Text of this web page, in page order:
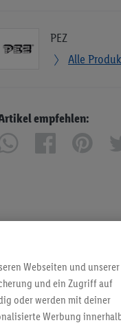
PEZ
Alle
empfehlen:
Webseiten und unserer
und ein Zugriff auf
oder werden mit deiner
Werbung